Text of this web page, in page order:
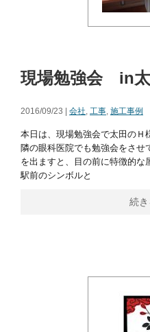
現場勉強会 in太
2016/09/23 | 会社, 工事, 施工事例
本日は、現場勉強会で太田のＨ
隣の眼科医院でも勉強会をさ
を出ますと、目の前に特徴的な
駅前のシンボルと
続